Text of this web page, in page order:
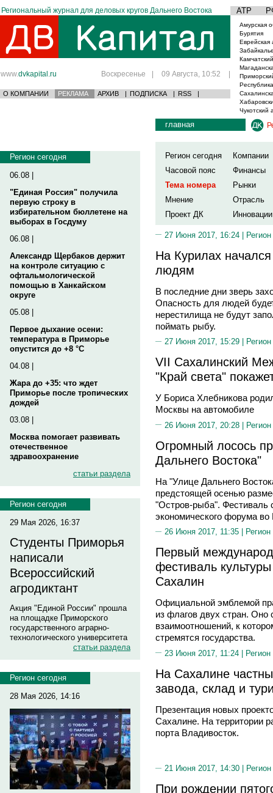
Региональный журнал для деловых кругов Дальнего Востока АТР
www.dvkapital.ru Воскресенье | 09 Августа, 10:52 |
О КОМПАНИИ РЕКЛАМА АРХИВ | ПОДПИСКА | RSS |
Амурская
Бурятия
Еврейская
Чукотский
Регион сегодня
06.08 |
"Единая Россия" получила
первую строку в
избирательном бюллетене на
выборах в Госдуму
06.08 |
Александр Щербаков держит
на контроле ситуацию с
офтальмологической
помощью в Ханкайском
округе
05.08 |
Первое дыхание осени:
температура в Приморье
опустится до +8 °C
04.08 |
Жара до +35: что ждет
Приморье после тропических
дождей
03.08 |
Москва помогает развивать
отечественное
здравоохранение
статьи раздела
Регион сегодня
29 Мая 2026, 16:37
Студенты Приморья
написали
Всероссийский
агродиктант
Акция "Единой России" прошла
на площадке Приморского
государственного аграрно-
технологического университета
статьи раздела
Регион сегодня
28 Мая 2026, 14:16
главная
Регион сегодня
Компании
Часовой пояс
Финансы
Тема номера
Рынки
Мнение
Отрасль
Проект ДК
Инновации
27 Июня 2017, 16:24 |
На Курилах
людям
В последние дни зверь
Опасность для людей
нерестилища не будут
поймать рыбу.
27 Июня 2017, 15:29 |
VII Сахалинский
"Край света"
У Бориса Хлебникова
Москвы на автомобиле
26 Июня 2017, 20:28 |
Огромный лосось
Дальнего Востока"
На "Улице Дальнего
предстоящей осенью
"Остров-рыба". Фестиваль
экономического форума
26 Июня 2017, 11:35 |
Первый
фестиваль
Сахалин
Официальной эмблемой
из флагов двух стран. Оно
взаимоотношений, к
стремятся государства.
23 Июня 2017, 11:24 | Регион
На Сахалине
завода, склад и
Презентация новых
Сахалине. На территории
порта Владивосток.
21 Июня 2017, 14:30 |
При рождении